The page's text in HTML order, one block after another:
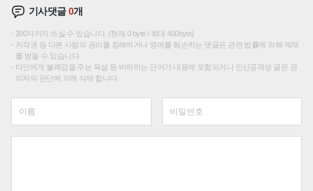
기사댓글0개
200자까지 쓰실 수 있습니다. (현재 0 byte / 최대 400byte)
저작권 등 다른 사람의 권리를 침해하거나 명예를 훼손하는 댓글은 관련 법률에 의해 제재
를 받을 수 있습니다.
타인에게 불쾌감을 주는 욕설 등 비하하는 단어가 내용에 포함되거나 인신공격성 글은 관
리자의 판단에 의해 삭제 합니다.